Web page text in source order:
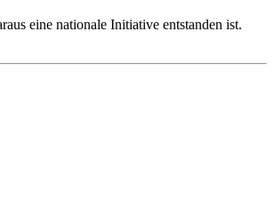
eine nationale Initiative entstanden ist.